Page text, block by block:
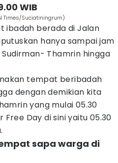
WIB
Times/Suciatiningrum)
ibadah berada di Jalan
hanya sampai jam
Sudirman- Thamrin hingga
tempat beribadah
dengan demikian kita
yang mulai 05.30
Day di sini yaitu 05.30
sapa warga di